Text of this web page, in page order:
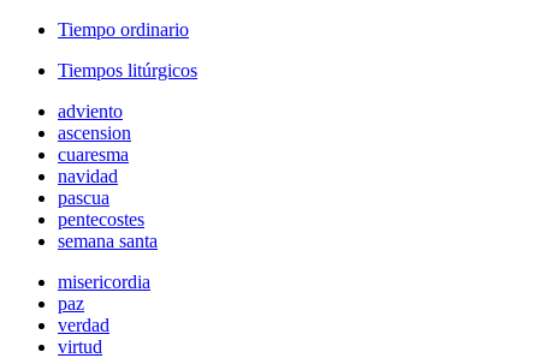
Tiempo ordinario
Tiempos litúrgicos
adviento
ascension
cuaresma
navidad
pascua
pentecostes
semana santa
misericordia
paz
verdad
virtud